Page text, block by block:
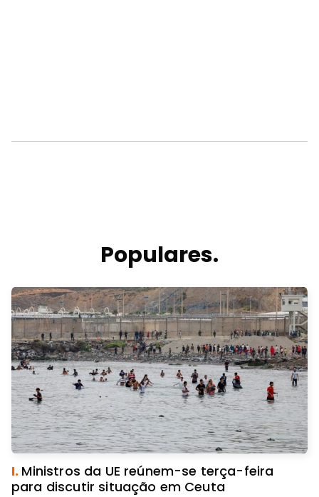
Populares.
I. Ministros da UE reúnem-se terça-feira
para discutir situação em Ceuta